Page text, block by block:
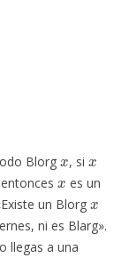
Blorg
, si
x
es un
un Blorg
x
ni es Blarg».
llegas a una